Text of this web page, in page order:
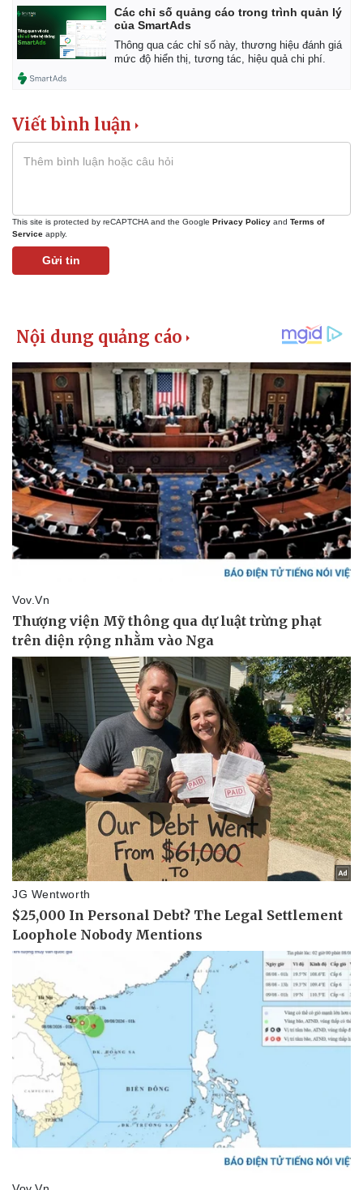
Văn hóa
Sân khấu - Điện ảnh
Văn học
Âm nhạc
Di sản
Giải trí
Nghệ sĩ
Thời trang
Sao Việt
Các chỉ số quảng cáo trong trình quản lý
của SmartAds
Thông qua các chỉ số này, thương hiệu đánh giá
mức độ hiển thị, tương tác, hiệu quả chi phí.
Viết bình luận
This site is protected by reCAPTCHA and the Google Privacy Policy and Terms of
Service apply.
Gửi tin